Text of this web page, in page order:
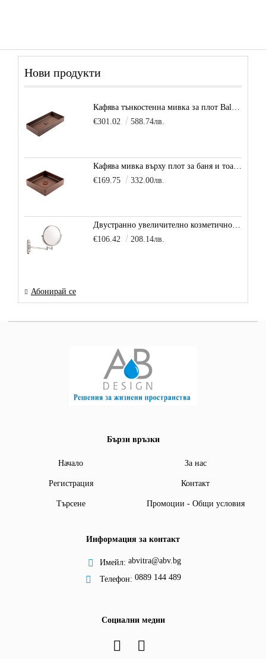
Нови продукти
Кафява тънкостенна мивка за плот Balance, цвят - карамел
€301.02
588.74лв.
Кафява мивка върху плот за баня и тоалетна Decente, цвят - карамел
€169.75
332.00лв.
Двустранно увеличително козметично огледало за баня Vitra Arkitekt
€106.42
208.14лв.
Абонирай се
Бързи връзки
Начало За нас
Регистрация Контакт
Търсене Промоции - Общи условия
Информация за контакт
Имейл: abvitra@abv.bg
Телефон: 0889 144 489
Социални медии